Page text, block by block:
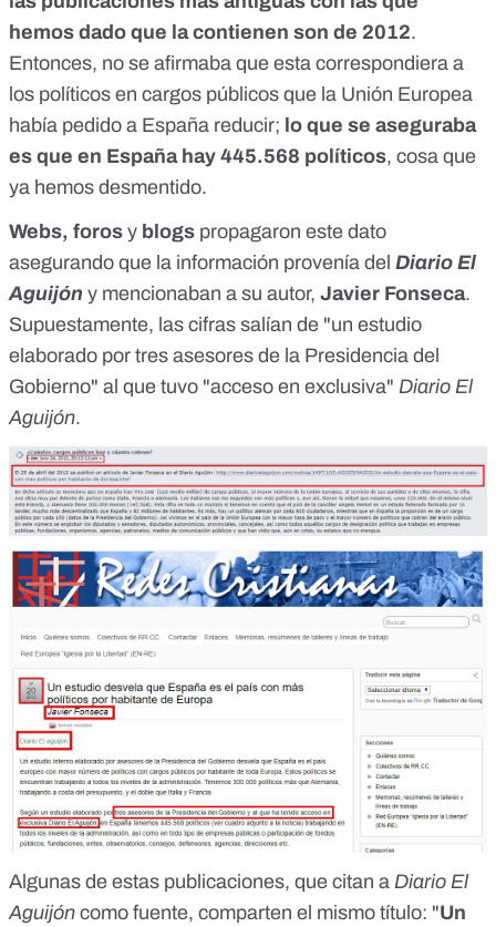
hemos dado que la contienen son de 2012.
Entonces, no se afirmaba que esta correspondiera a
los políticos en cargos públicos que la Unión Europea
había pedido a España reducir; lo que se aseguraba
es que en España hay 445.568 políticos, cosa que
ya hemos desmentido.
Webs, foros y blogs propagaron este dato
asegurando que la información provenía del Diario El
Aguijón y mencionaban a su autor, Javier Fonseca.
Supuestamente, las cifras salían de "un estudio
elaborado por tres asesores de la Presidencia del
Gobierno" al que tuvo "acceso en exclusiva" Diario El
Aguijón.
Algunas de estas publicaciones, que citan a Diario El
Aguijón como fuente, comparten el mismo título: "Un